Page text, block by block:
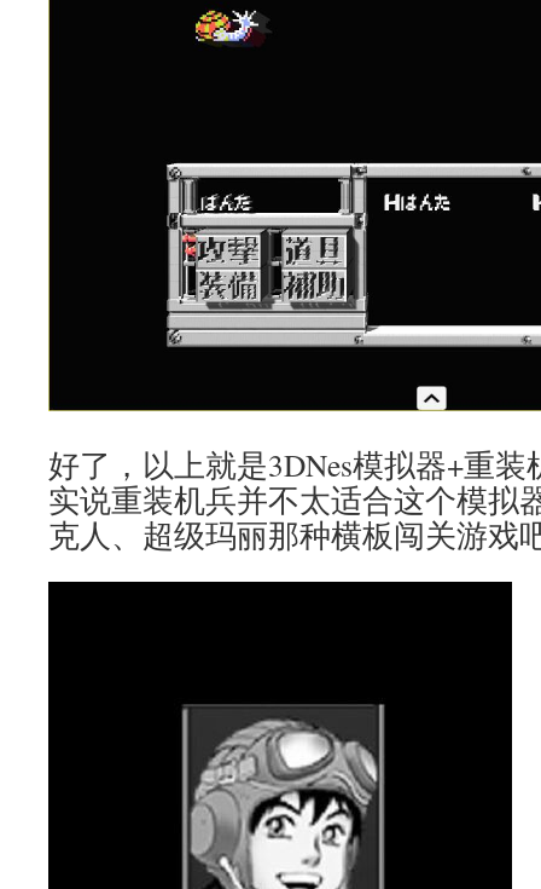
好了，以上就是3DNes模拟器+重
实说重装机兵并不太适合这个模拟
克人、超级玛丽那种横板闯关游戏